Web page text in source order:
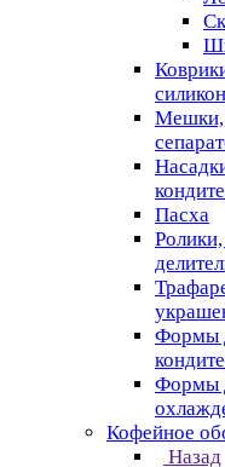
Мешки,
Пасха
Формы
Формы
Кофейное
Назад